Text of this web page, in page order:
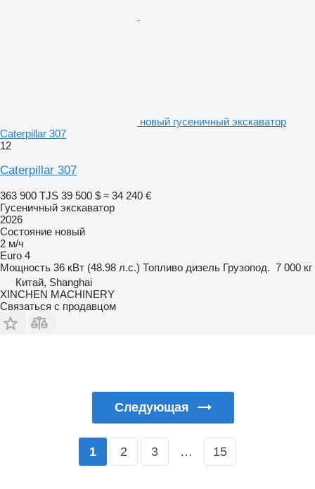
новый гусеничный экскаватор
Caterpillar 307
12
Caterpillar 307
363 900 TJS 39 500 $ ≈ 34 240 €
Гусеничный экскаватор
2026
Состояние новый
2 м/ч
Euro 4
Мощность 36 кВт (48.98 л.с.) Топливо дизель Грузопод. 7 000 кг
Китай, Shanghai
XINCHEN MACHINERY
Связаться с продавцом
Следующая
1 2 3 … 15